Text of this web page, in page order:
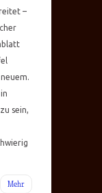
–
sein,
Mehr